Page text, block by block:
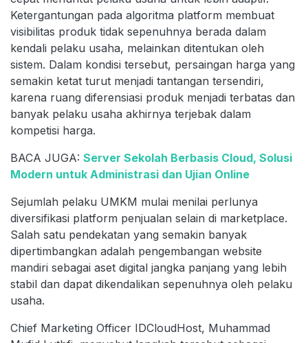
Ketergantungan pada algoritma platform membuat
visibilitas produk tidak sepenuhnya berada dalam
kendali pelaku usaha, melainkan ditentukan oleh
sistem. Dalam kondisi tersebut, persaingan harga yang
semakin ketat turut menjadi tantangan tersendiri,
karena ruang diferensiasi produk menjadi terbatas dan
banyak pelaku usaha akhirnya terjebak dalam
kompetisi harga.
BACA JUGA: Server Sekolah Berbasis Cloud, Solusi
Modern untuk Administrasi dan Ujian Online
Sejumlah pelaku UMKM mulai menilai perlunya
diversifikasi platform penjualan selain di marketplace.
Salah satu pendekatan yang semakin banyak
dipertimbangkan adalah pengembangan website
mandiri sebagai aset digital jangka panjang yang lebih
stabil dan dapat dikendalikan sepenuhnya oleh pelaku
usaha.
Chief Marketing Officer IDCloudHost, Muhammad